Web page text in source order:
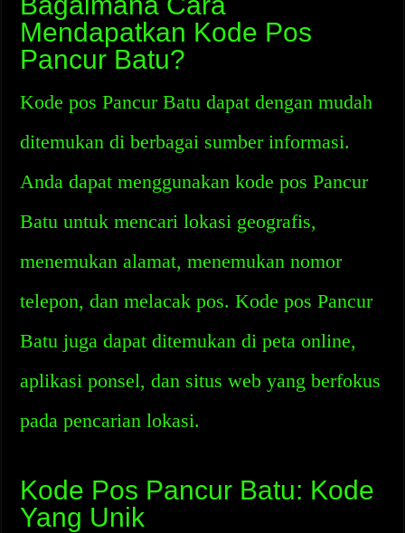
Mendapatkan Kode Pos
Pancur Batu?
Kode pos Pancur Batu dapat dengan mudah
ditemukan di berbagai sumber informasi.
Anda dapat menggunakan kode pos Pancur
Batu untuk mencari lokasi geografis,
menemukan alamat, menemukan nomor
telepon, dan melacak pos. Kode pos Pancur
Batu juga dapat ditemukan di peta online,
aplikasi ponsel, dan situs web yang berfokus
pada pencarian lokasi.
Kode Pos Pancur Batu: Kode
Yang Unik